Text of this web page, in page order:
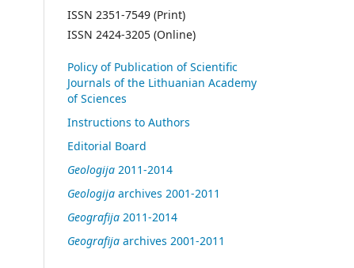
ISSN 2351-7549 (Print)
ISSN 2424-3205 (Online)
Policy of Publication of Scientific
Journals of the Lithuanian Academy
of Sciences
Instructions to Authors
Editorial Board
Geologija 2011-2014
Geologija archives 2001-2011
Geografija 2011-2014
Geografija archives 2001-2011